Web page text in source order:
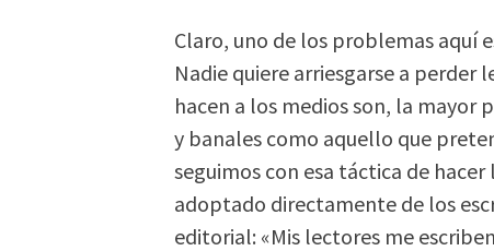
Claro, uno de los problemas aquí
Nadie quiere arriesgarse a perder
hacen a los medios son, la mayor
y banales como aquello que
seguimos con esa táctica de
adoptado directamente de los
editorial: «Mis lectores me